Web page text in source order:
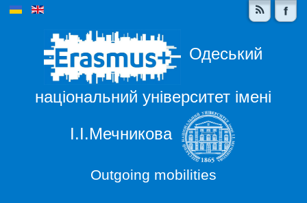
Одеський
національний університет імені
І.І.Мечникова
Outgoing mobilities